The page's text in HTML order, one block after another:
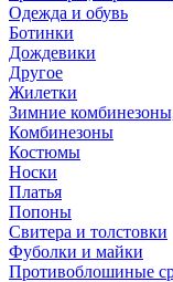
Одежда и обувь
Ботинки
Дождевики
Другое
Жилетки
Зимние
Комбинезоны
Костюмы
Носки
Платья
Попоны
Свитера и толстовки
Фуболки и майки
Противоблошиные